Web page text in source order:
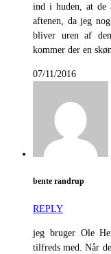
ind i huden, at de
aftenen, da jeg
bliver uren af
kommer der en
07/11/2016
bente randrup
REPLY
jeg bruger Ole
tilfreds med. Når